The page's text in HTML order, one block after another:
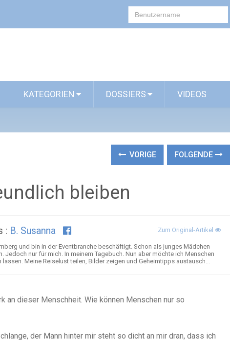
KATEGORIEN DOSSIERS VIDEOS
VORIGE FOLGENDE
bleiben
: B. Susanna Zum Original-Artikel
und bin in der Eventbranche beschäftigt. Schon als junges Mädchen
Jedoch nur für mich. In meinem Tagebuch. Nun aber möchte ich Menschen
lassen. Meine Reiselust teilen, Bilder zeigen und Geheimtipps austausch...
an dieser Menschheit. Wie können Menschen nur so
der Mann hinter mir steht so dicht an mir dran, dass ich